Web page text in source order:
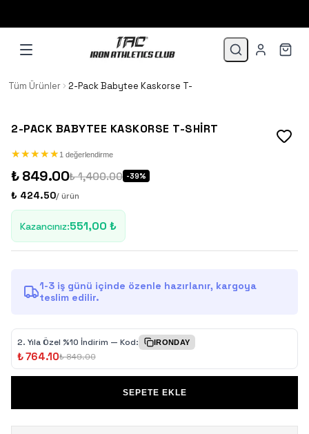
Tüm Ürünler 2-Pack Babytee Kaskorse T-Shirt
2-PACK BABYTEE KASKORSE T-SHIRT
★
★★
★★
★★
★★
★ 1 değerlendirme
₺ 849.00₺ 1,400.00 -39%
₺ 424.50/ ürün
Kazancınız:551,00 ₺
1-3 iş günü içinde özenle hazırlanır, kargoya
teslim edilir.
2.⁠ ⁠Yıla Özel %10 İndirim — Kod: IRONDAY
₺ 764.10₺ 849.00
SEPETE EKLE